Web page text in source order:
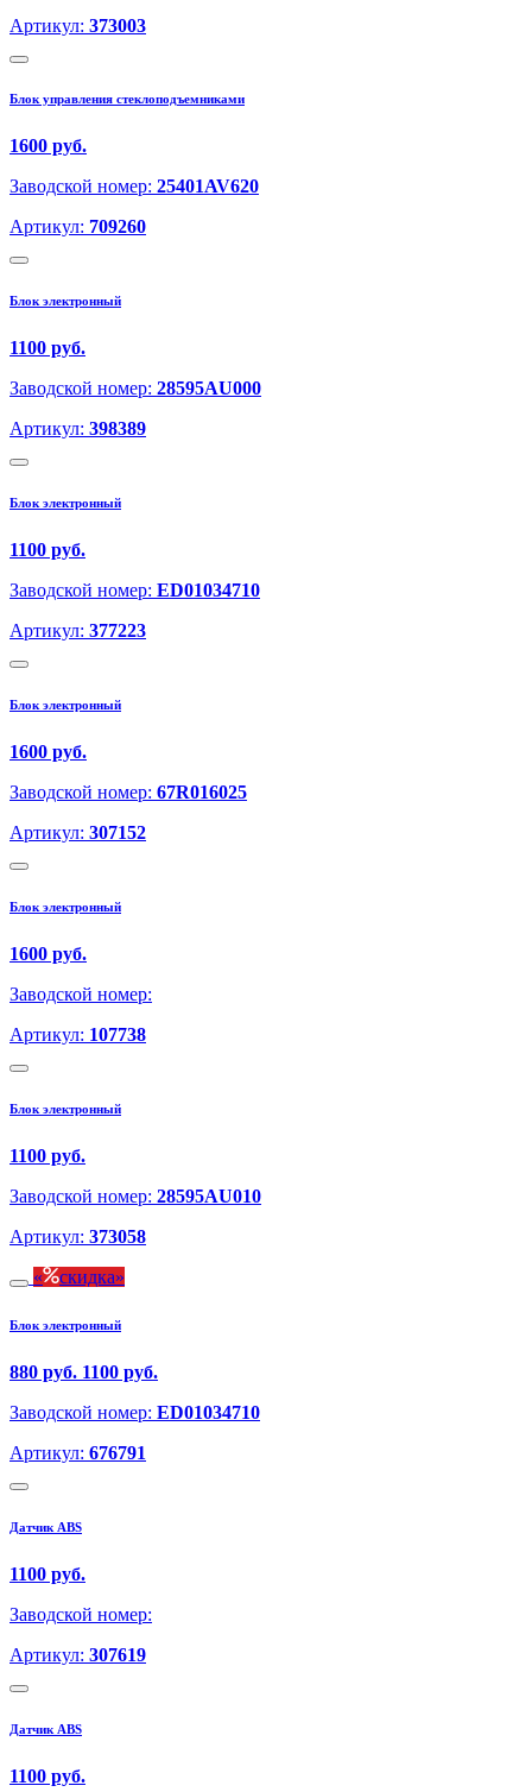
Артикул: 373003
Блок управления стеклоподъемниками
1600 руб.
Заводской номер: 25401AV620
Артикул: 709260
Блок электронный
1100 руб.
Заводской номер: 28595AU000
Артикул: 398389
Блок электронный
1100 руб.
Заводской номер: ED01034710
Артикул: 377223
Блок электронный
1600 руб.
Заводской номер: 67R016025
Артикул: 307152
Блок электронный
1600 руб.
Заводской номер:
Артикул: 107738
Блок электронный
1100 руб.
Заводской номер: 28595AU010
Артикул: 373058
скидка
Блок электронный
880 руб. 1100 руб.
Заводской номер: ED01034710
Артикул: 676791
Датчик ABS
1100 руб.
Заводской номер:
Артикул: 307619
Датчик ABS
1100 руб.